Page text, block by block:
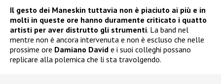
Il gesto dei Maneskin tuttavia non è piaciuto ai più e in
molti in queste ore hanno duramente criticato i quatto
artisti per aver distrutto gli strumenti. La band nel
mentre non è ancora intervenuta e non è escluso che nelle
prossime ore Damiano David e i suoi colleghi possano
replicare alla polemica che li sta travolgendo.